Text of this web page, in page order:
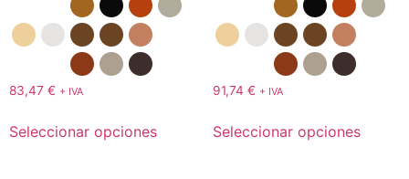
83,47 € + IVA
Seleccionar opciones
91,74 € + IVA
Seleccionar opciones